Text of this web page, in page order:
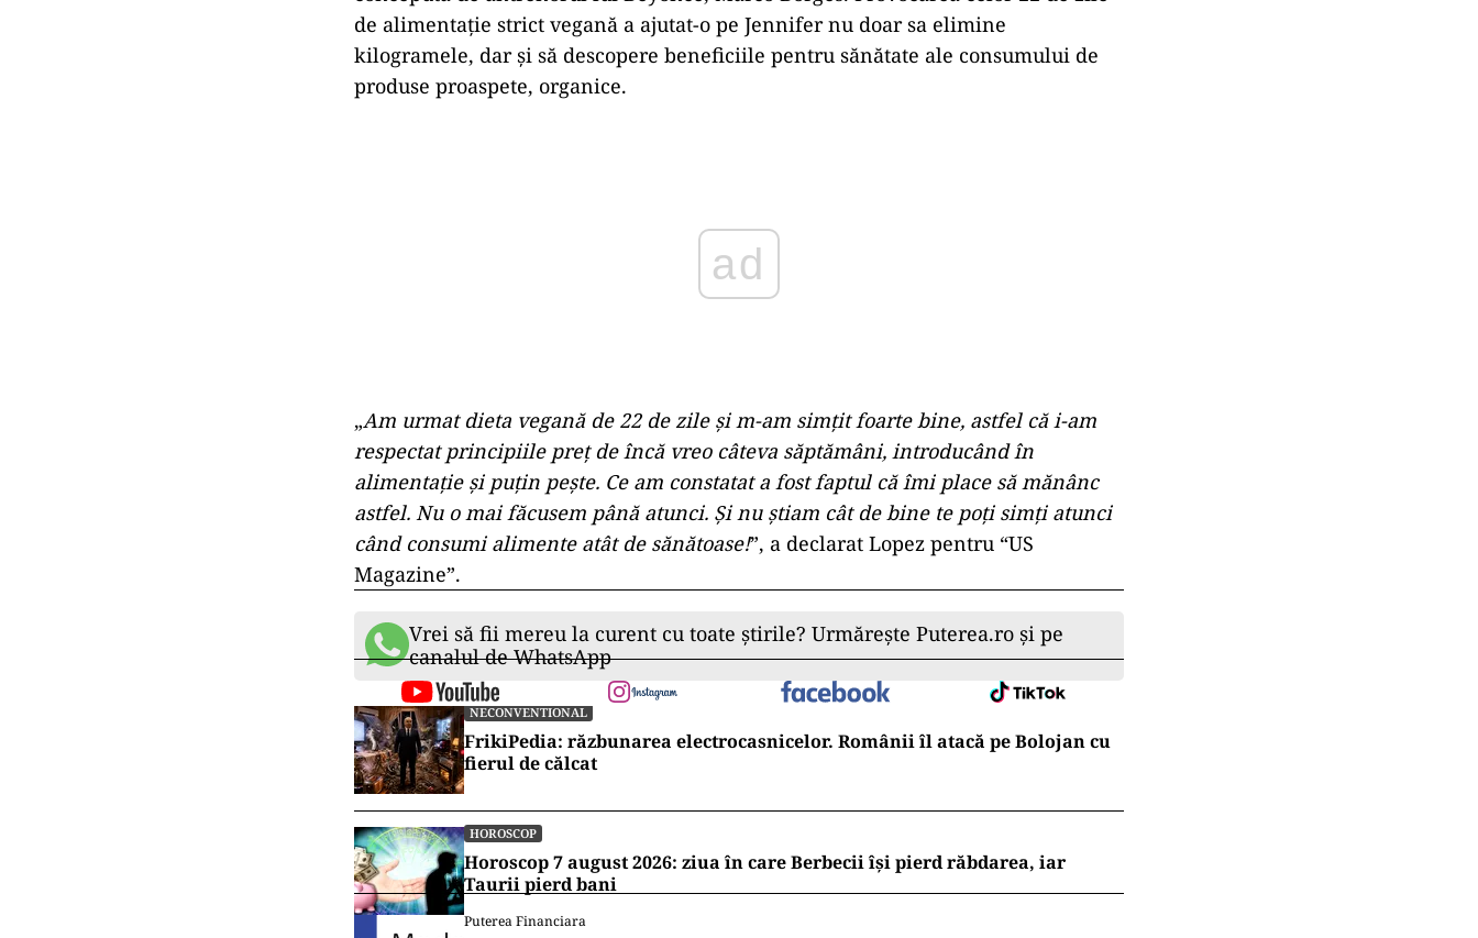
de alimentație strict vegană a ajutat-o pe Jennifer nu doar sa elimine
kilogramele, dar și să descopere beneficiile pentru sănătate ale consumului de
produse proaspete, organice.
ad
„Am urmat dieta vegană de 22 de zile și m-am simțit foarte bine, astfel că i-am
respectat principiile preț de încă vreo câteva săptămâni, introducând în
alimentație și puțin pește. Ce am constatat a fost faptul că îmi place să mănânc
astfel. Nu o mai făcusem până atunci. Și nu știam cât de bine te poți simți atunci
când consumi alimente atât de sănătoase!”, a declarat Lopez pentru “US
Magazine”.
Vrei să fii mereu la curent cu toate știrile? Urmărește Puterea.ro și pe
canalul de WhatsApp
NECONVENTIONAL
FrikiPedia: răzbunarea electrocasnicelor. Românii îl atacă pe Bolojan cu
fierul de călcat
HOROSCOP
Horoscop 7 august 2026: ziua în care Berbecii își pierd răbdarea, iar
Taurii pierd bani
Puterea Financiara